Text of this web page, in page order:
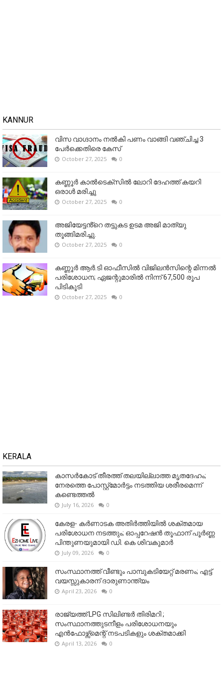
KANNUR
വിസ വാഗ്ദാനം നൽകി പണം വാങ്ങി വഞ്ചിച്ച 3
പേർക്കെതിരെ കേസ്
October 27, 2025 0
കണ്ണൂര്‍ കാല്‍ടെക്‌സില്‍ ലോറി ദേഹത്ത് കയറി
ഒരാള്‍ മരിച്ചു
October 27, 2025 0
അജിയേട്ടൻ്റെ തട്ടുകട ഉടമ അജി മാത്യു
തൂങ്ങിമരിച്ചു.
October 27, 2025 0
കണ്ണൂര്‍ ആര്‍.ടി ഓഫീസില്‍ വിജിലൻസിന്റെ മിന്നല്‍
പരിശോധന; ഏജന്റുമാരില്‍ നിന്ന് 67,500 രൂപ
പിടികൂടി
October 27, 2025 0
KERALA
കാസർകോട് തീരത്ത് തലയില്ലാത്ത മൃതദേഹം;
നേരത്തെ പോസ്റ്റ്‌മോർട്ടം നടത്തിയ ശരീരമെന്ന്
കണ്ടെത്തൽ
July 16, 2026 0
കേരള- കർണാടക അതിർത്തിയിൽ ശക്തമായ
പരിശോധന നടത്തും; ഓപ്പറേഷൻ തൂഫാന് പൂർണ്ണ
പിന്തുണയുമായി ഡി. കെ ശിവകുമാർ
July 09, 2026 0
സംസ്ഥാനത്ത് വീണ്ടും പാമ്പുകടിയേറ്റ് മരണം; എട്ട്
വയസ്സുകാരന് ദാരുണാന്ത്യം
April 23, 2026 0
രാജ്യത്ത് LPG സിലിണ്ടർ തിരിമറി ;
സംസ്ഥാനത്തുടനീളം പരിശോധനയും
എൻഫോഴ്സ്മെന്റ് നടപടികളും ശക്തമാക്കി
April 13, 2026 0